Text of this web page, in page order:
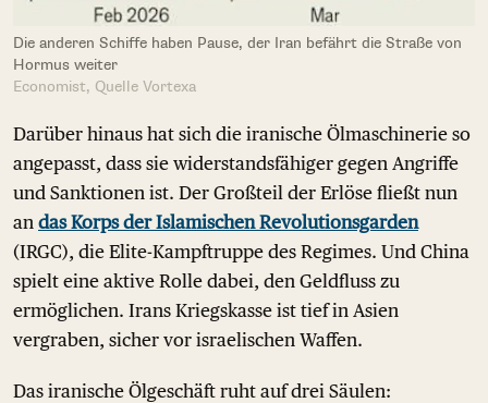
Die anderen Schiffe haben Pause, der Iran befährt die Straße von
Hormus weiter
Economist, Quelle Vortexa
Darüber hinaus hat sich die iranische Ölmaschinerie so
angepasst, dass sie widerstandsfähiger gegen Angriffe
und Sanktionen ist. Der Großteil der Erlöse fließt nun
an das Korps der Islamischen Revolutionsgarden
(IRGC), die Elite-Kampftruppe des Regimes. Und China
spielt eine aktive Rolle dabei, den Geldfluss zu
ermöglichen. Irans Kriegskasse ist tief in Asien
vergraben, sicher vor israelischen Waffen.
Das iranische Ölgeschäft ruht auf drei Säulen: